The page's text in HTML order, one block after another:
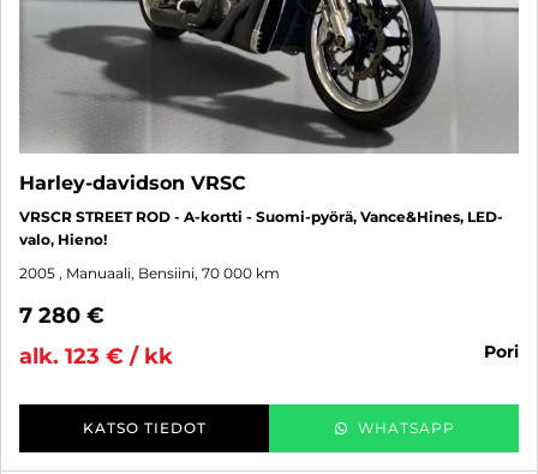
Harley-davidson VRSC
VRSCR STREET ROD - A-kortti - Suomi-pyörä, Vance&Hines, LED-
valo, Hieno!
2005 , Manuaali, Bensiini, 70 000 km
7 280 €
alk. 123 € / kk
pori
KATSO TIEDOT WHATSAPP